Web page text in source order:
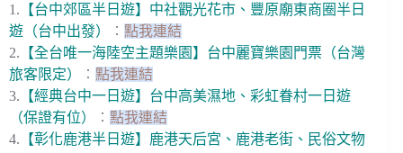
1. 【台中郊區半日遊】中社觀光花市、豐原廟東商圈半日
遊（台中出發）
︰ 點我連結
2. 【全台唯一海陸空主題樂園】台中麗寶樂園門票（台灣
旅客限定）
︰ 點我連結
3. 【經典台中一日遊】台中高美濕地、彩虹眷村一日遊
（保證有位）
︰ 點我連結
4. 【彰化鹿港半日遊】鹿港天后宮、鹿港老街、民俗文物